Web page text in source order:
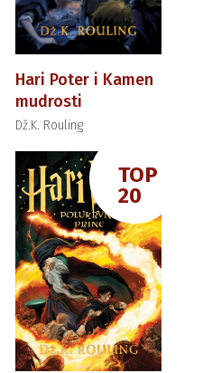
Hari Poter i Kamen
mudrosti
Dž.K. Rouling
TOP
20